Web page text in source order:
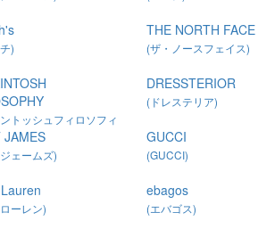
)
THE NORTH FACE
(ザ・ノースフェイス)
トッシュフィロソフィ
DRESSTERIOR
(ドレステリア)
JAMES
ェームズ)
GUCCI
(GUCCI)
ーレン)
ebagos
(エバゴス)